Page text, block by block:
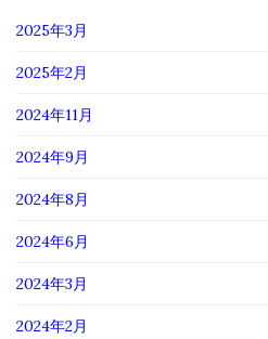
2025年3月
2025年2月
2024年11月
2024年9月
2024年8月
2024年6月
2024年3月
2024年2月